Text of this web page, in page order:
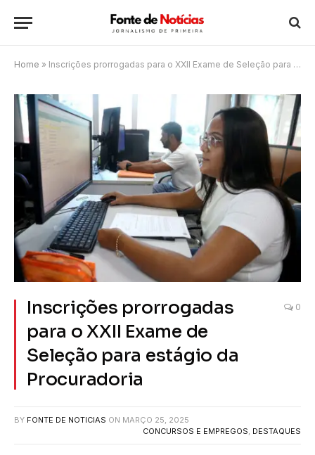
Home » Inscrições prorrogadas para o XXII Exame de Seleção para estágio da Procuradoria
Inscrições prorrogadas
para o XXII Exame de
Seleção para estágio da
Procuradoria
0
BY FONTE DE NOTICIAS ON MARÇO 25, 2025
CONCURSOS E EMPREGOS DESTAQUES